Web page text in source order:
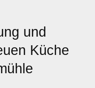
und
Küche